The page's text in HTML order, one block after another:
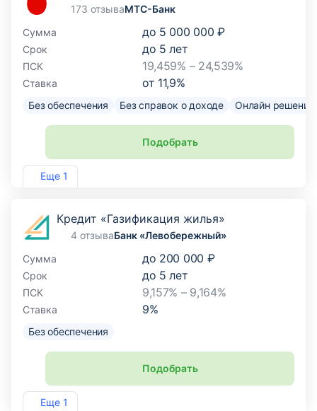
Еще 1
173 отзываМТС-Банк
Сумма
до 5 000 000 ₽
Срок до 5 лет
ПСК 19,459% – 24,539%
Ставка от 11,9%
Без обеспечения Без справок о доходе Онлайн решение
Подобрать
Лиц. №2268
Еще 1
Кредит «Газификация жилья»
4 отзываБанк «Левобережный»
Сумма
до 200 000 ₽
Срок до 5 лет
ПСК 9,157% – 9,164%
Ставка 9%
Без обеспечения
Подобрать
Лиц. №1343